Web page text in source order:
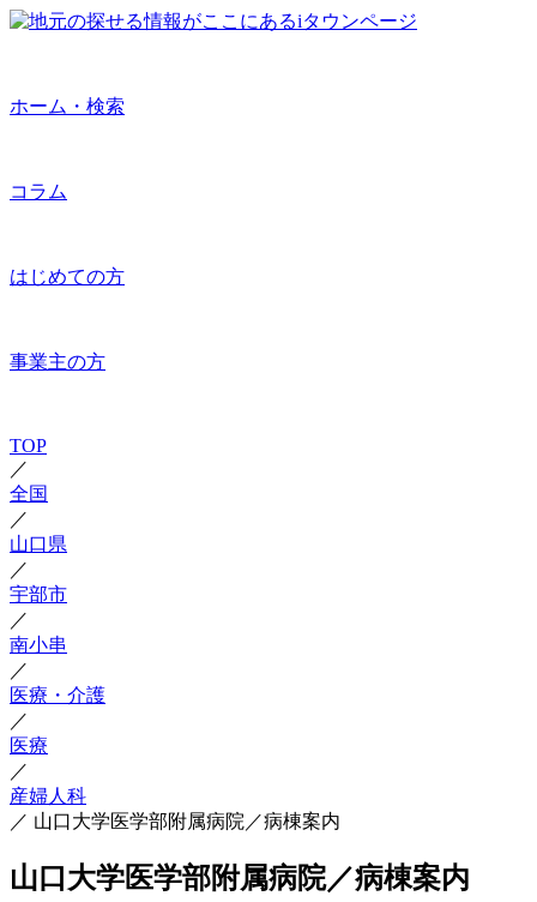
ホーム・検索
コラム
はじめての方
事業主の方
TOP
／
全国
／
山口県
／
宇部市
／
南小串
／
医療・介護
／
医療
／
産婦人科
／ 山口大学医学部附属病院／病棟案内
山口大学医学部附属病院／病棟案内